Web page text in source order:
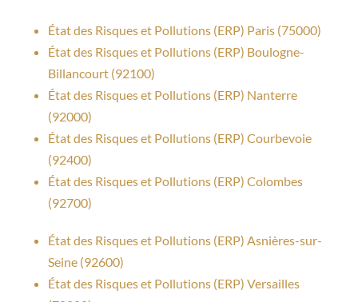
État des Risques et Pollutions (ERP) Paris (75000)
État des Risques et Pollutions (ERP) Boulogne-
Billancourt (92100)
État des Risques et Pollutions (ERP) Nanterre
(92000)
État des Risques et Pollutions (ERP) Courbevoie
(92400)
État des Risques et Pollutions (ERP) Colombes
(92700)
État des Risques et Pollutions (ERP) Asnières-sur-
Seine (92600)
État des Risques et Pollutions (ERP) Versailles